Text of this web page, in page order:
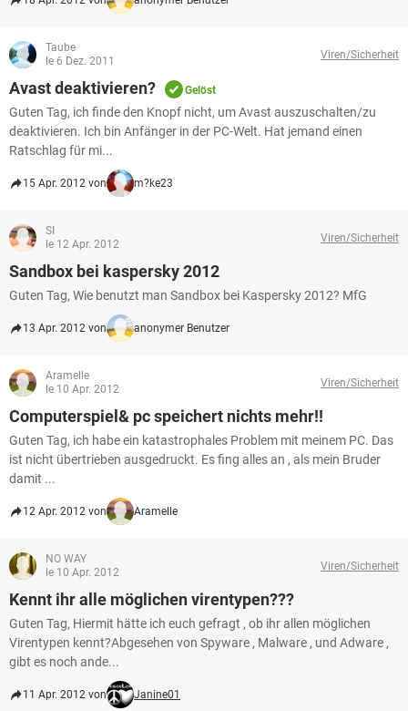
Taube
le 6 Dez. 2011
Viren/Sicherheit
Avast deaktivieren? Gelöst
Guten Tag, ich finde den Knopf nicht, um Avast auszuschalten/zu
deaktivieren. Ich bin Anfänger in der PC-Welt. Hat jemand einen
Ratschlag für mi...
15 Apr. 2012 von m?ke23
SI
le 12 Apr. 2012
Viren/Sicherheit
Sandbox bei kaspersky 2012
Guten Tag, Wie benutzt man Sandbox bei Kaspersky 2012? MfG
13 Apr. 2012 von anonymer Benutzer
Aramelle
le 10 Apr. 2012
Viren/Sicherheit
Computerspiel& pc speichert nichts mehr!!
Guten Tag, ich habe ein katastrophales Problem mit meinem PC. Das
ist nicht übertrieben ausgedruckt. Es fing alles an , als mein Bruder
damit ...
12 Apr. 2012 von Aramelle
NO WAY
le 10 Apr. 2012
Viren/Sicherheit
Kennt ihr alle möglichen virentypen???
Guten Tag, Hiermit hätte ich euch gefragt , ob ihr allen möglichen
Virentypen kennt?Abgesehen von Spyware , Malware , und Adware ,
gibt es noch ande...
11 Apr. 2012 von Janine01